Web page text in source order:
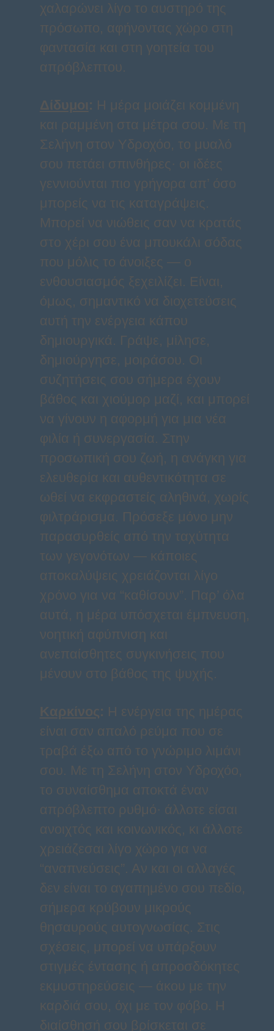
χαλαρώνει λίγο το αυστηρό της
πρόσωπο, αφήνοντας χώρο στη
φαντασία και στη γοητεία του
απρόβλεπτου.
Δίδυμοι: Η μέρα μοιάζει κομμένη
και ραμμένη στα μέτρα σου. Με τη
Σελήνη στον Υδροχόο, το μυαλό
σου πετάει σπινθήρες· οι ιδέες
γεννιούνται πιο γρήγορα απ’ όσο
μπορείς να τις καταγράψεις.
Μπορεί να νιώθεις σαν να κρατάς
στο χέρι σου ένα μπουκάλι σόδας
που μόλις το άνοιξες — ο
ενθουσιασμός ξεχειλίζει. Είναι,
όμως, σημαντικό να διοχετεύσεις
αυτή την ενέργεια κάπου
δημιουργικά. Γράψε, μίλησε,
δημιούργησε, μοιράσου. Οι
συζητήσεις σου σήμερα έχουν
βάθος και χιούμορ μαζί, και μπορεί
να γίνουν η αφορμή για μια νέα
φιλία ή συνεργασία. Στην
προσωπική σου ζωή, η ανάγκη για
ελευθερία και αυθεντικότητα σε
ωθεί να εκφραστείς αληθινά, χωρίς
φιλτράρισμα. Πρόσεξε μόνο μην
παρασυρθείς από την ταχύτητα
των γεγονότων — κάποιες
αποκαλύψεις χρειάζονται λίγο
χρόνο για να “καθίσουν”. Παρ’ όλα
αυτά, η μέρα υπόσχεται έμπνευση,
νοητική αφύπνιση και
ανεπαίσθητες συγκινήσεις που
μένουν στο βάθος της ψυχής.
Καρκίνος: Η ενέργεια της ημέρας
είναι σαν απαλό ρεύμα που σε
τραβά έξω από το γνώριμο λιμάνι
σου. Με τη Σελήνη στον Υδροχόο,
το συναίσθημα αποκτά έναν
απρόβλεπτο ρυθμό· άλλοτε είσαι
ανοιχτός και κοινωνικός, κι άλλοτε
χρειάζεσαι λίγο χώρο για να
“αναπνεύσεις”. Αν και οι αλλαγές
δεν είναι το αγαπημένο σου πεδίο,
σήμερα κρύβουν μικρούς
θησαυρούς αυτογνωσίας. Στις
σχέσεις, μπορεί να υπάρξουν
στιγμές έντασης ή απροσδόκητες
εκμυστηρεύσεις — άκου με την
καρδιά σου, όχι με τον φόβο. Η
διαίσθησή σου βρίσκεται σε